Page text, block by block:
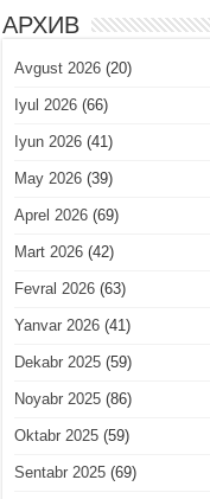
АРХИВ
Avgust 2026 (20)
Iyul 2026 (66)
Iyun 2026 (41)
May 2026 (39)
Aprel 2026 (69)
Mart 2026 (42)
Fevral 2026 (63)
Yanvar 2026 (41)
Dekabr 2025 (59)
Noyabr 2025 (86)
Oktabr 2025 (59)
Sentabr 2025 (69)